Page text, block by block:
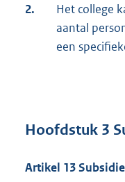
2.
Het college
aantal
een
Hoofdstuk 3
Artikel 13